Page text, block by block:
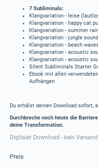
7 Subliminals:
Klangvariation - leise
Klangvariation - happy cat
Klangvariation - summer
Klangvariation - jungle sound
Klangvariation - beach
Klangvariation - acoustic
Klangvariation - acoustic
Silent Subliminals Starter
Ebook mit allen
Aufhängen
Du erhälst deinen Download sofort,
Durchbreche noch heute die
deine Transformation.
Digitaler Download - kein Versand
Preis